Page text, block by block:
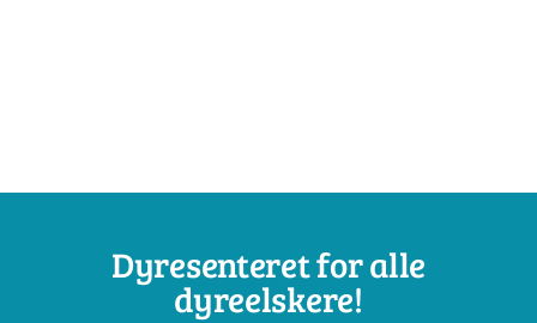
Dyresenteret for alle
dyreelskere!